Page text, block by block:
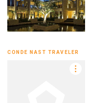
CONDE NAST TRAVELER